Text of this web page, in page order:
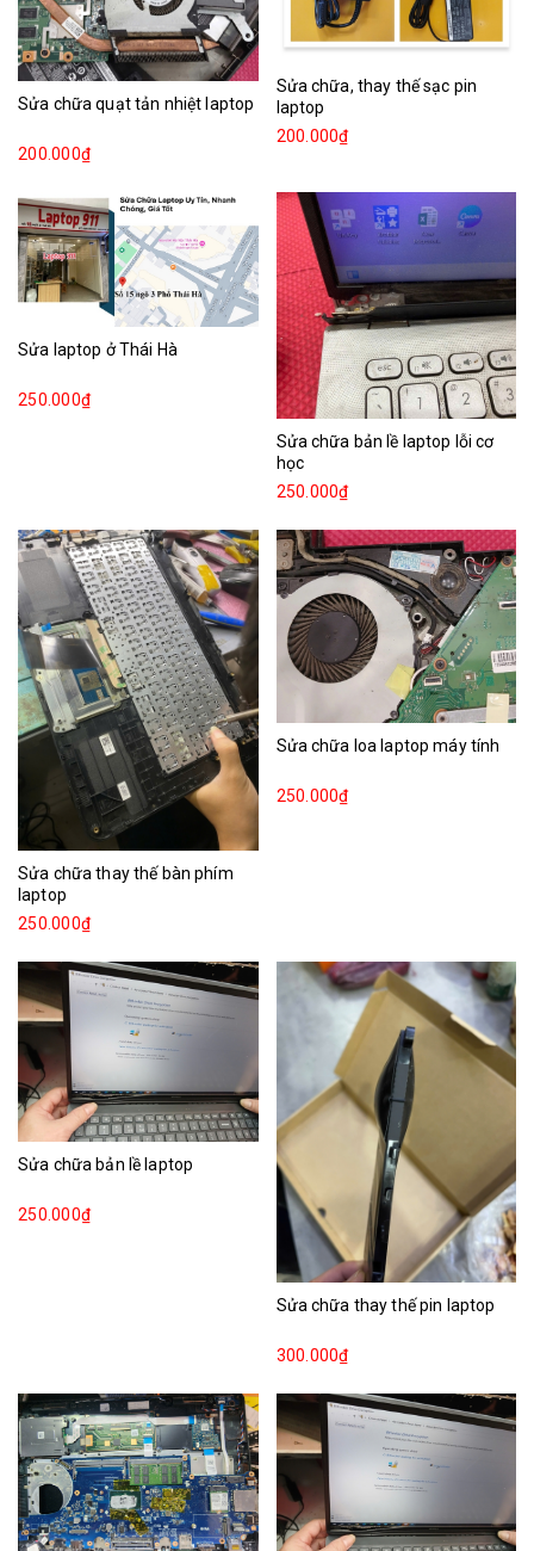
Sửa chữa quạt tản nhiệt laptop
200.000₫
Sửa chữa, thay thế sạc pin
laptop
200.000₫
Sửa laptop ở Thái Hà
250.000₫
Sửa chữa bản lề laptop lỗi cơ
học
250.000₫
Sửa chữa thay thế bàn phím
laptop
250.000₫
Sửa chữa loa laptop máy tính
250.000₫
Sửa chữa bản lề laptop
250.000₫
Sửa chữa thay thế pin laptop
300.000₫